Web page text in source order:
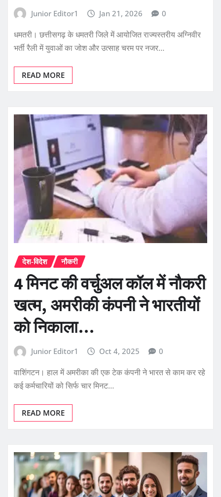
Junior Editor1 Jan 21, 2026 0
धमतरी। छत्तीसगढ़ के धमतरी जिले में आयोजित राज्यस्तरीय अग्निवीर
भर्ती रैली में युवाओं का जोश और उत्साह चरम पर नजर…
READ MORE
देश-विदेश नौकरी
4 मिनट की वर्चुअल कॉल में नौकरी
खत्म, अमरीकी कंपनी ने भारतीयों
को निकाला…
Junior Editor1 Oct 4, 2025 0
वाशिंगटन। हाल में अमरीका की एक टेक कंपनी ने भारत से काम कर रहे
कई कर्मचारियों को सिर्फ चार मिनट…
READ MORE